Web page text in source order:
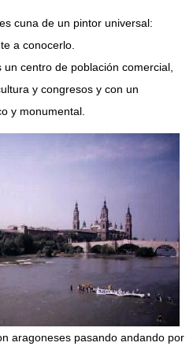
es cuna de un pintor universal:
a conocerlo.
un centro de población comercial,
y congresos y con un
y monumental.
aragoneses pasando andando por